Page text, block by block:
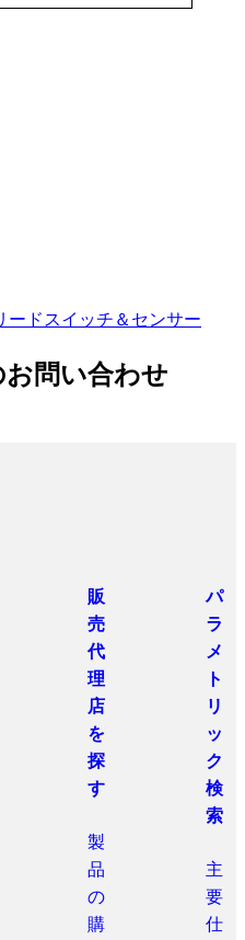
ードスイッチ＆センサー
問い合わせ
販
売
代
理
店
を
探
す
製
品
の
購
パ
ラ
メ
ト
リ
ッ
ク
検
索
主
要
仕